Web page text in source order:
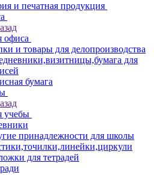
и печатная продукция
офиса
и товары для делопроизводства
для
бумага
учебы
принадлежности для школы
для тетрадей